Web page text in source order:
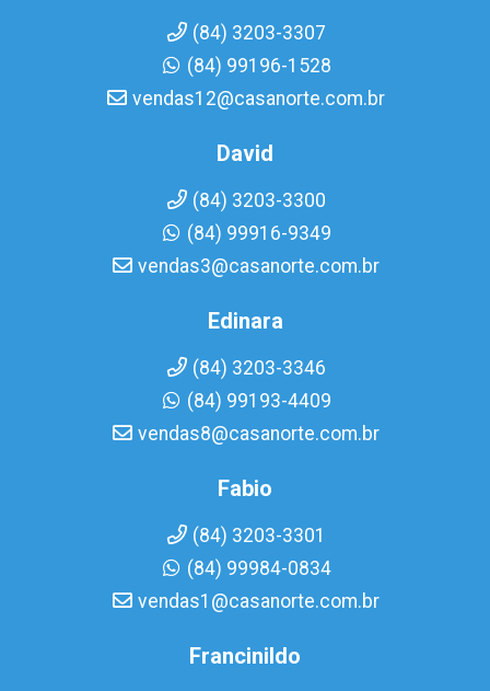
(84) 3203-3307
(84) 99196-1528
vendas12@casanorte.com.br
David
(84) 3203-3300
(84) 99916-9349
vendas3@casanorte.com.br
Edinara
(84) 3203-3346
(84) 99193-4409
vendas8@casanorte.com.br
Fabio
(84) 3203-3301
(84) 99984-0834
vendas1@casanorte.com.br
Francinildo